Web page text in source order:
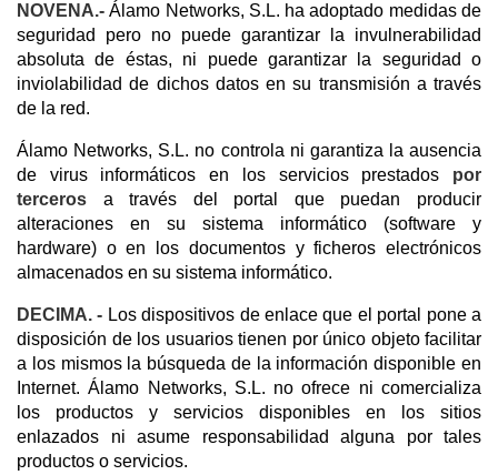
NOVENA.-Álamo Networks, S.L. ha adoptado medidas de
seguridad pero no puede garantizar la invulnerabilidad
absoluta de éstas, ni puede garantizar la seguridad o
inviolabilidad de dichos datos en su transmisión a través
de la red.
Álamo Networks, S.L. no controla ni garantiza la ausencia
de virus informáticos en los servicios prestados por
terceros a través del portal que puedan producir
alteraciones en su sistema informático (software y
hardware) o en los documentos y ficheros electrónicos
almacenados en su sistema informático.
DECIMA. - Los dispositivos de enlace que el portal pone a
disposición de los usuarios tienen por único objeto facilitar
a los mismos la búsqueda de la información disponible en
Internet. Álamo Networks, S.L. no ofrece ni comercializa
los productos y servicios disponibles en los sitios
enlazados ni asume responsabilidad alguna por tales
productos o servicios.